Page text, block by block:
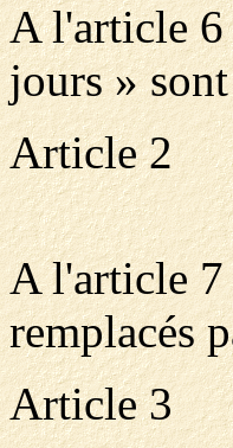
A l'article 6
jours »
Article 2
A l'article 7
remplacés
Article 3